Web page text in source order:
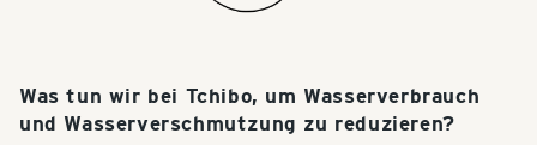
Was tun wir bei Tchibo, um Wasserverbrauch
und Wasserverschmutzung zu reduzieren?